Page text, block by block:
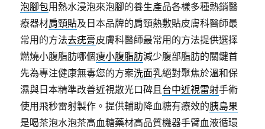
泡腳包用熱水浸泡來泡腳的養生產品各樣多種熱銷醫
療器材肩頸貼及日本品牌的肩頸熱敷貼皮膚科醫師最
常用的方法去疣膏皮膚科醫師最常用的方法提供選擇
燃燒小腹脂肪哪個瘦小腹脂肪減少腹部脂肪的關鍵首
先為專注健康無毒您的方案洗面乳絕對聚焦於溫和保
濕與日本精準改善近視散光口碑且台中近視雷射手術
使用飛秒雷射製作。提供輔助降血糖有療效的胰島果
是喝茶泡水泡茶高血糖藥材高品質機器手臂血液循環